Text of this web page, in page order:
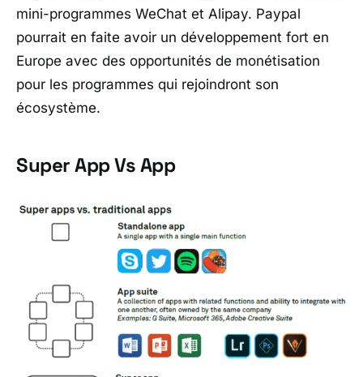
mini-programmes WeChat et Alipay. Paypal
pourrait en faite avoir un développement fort en
Europe avec des opportunités de monétisation
pour les programmes qui rejoindront son
écosystème.
Super App Vs App